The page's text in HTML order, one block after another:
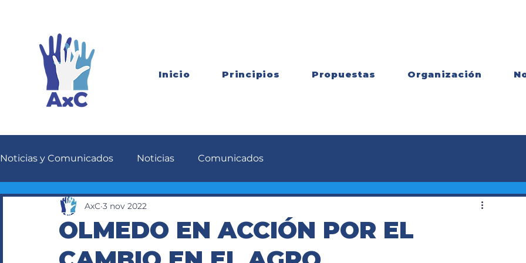
Inicio Principios Propuestas Organización
Noticias y Comunicados Noticias Comunicados
OLMEDO EN ACCIÓN POR EL
AxC 3 nov 2022